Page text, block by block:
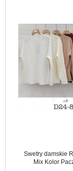
Swetry damskie
Mix Kolor